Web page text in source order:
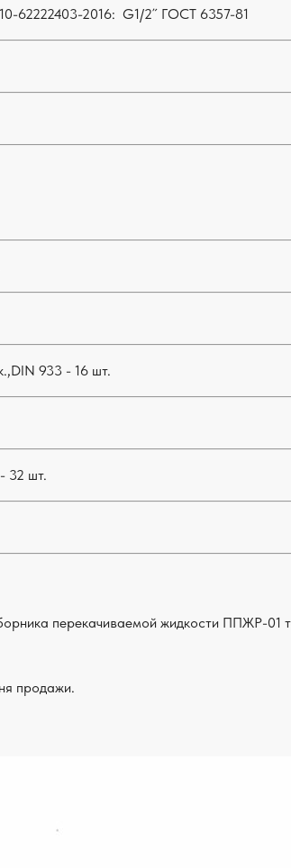
62222403-2016: G1/2˝ ГОСТ 6357-81
933 - 16 шт.
32 шт.
перекачиваемой жидкости ППЖР-
продажи.